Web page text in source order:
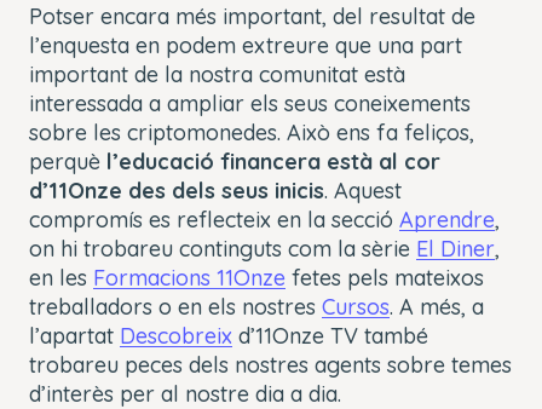
Potser encara més important, del resultat de
l’enquesta en podem extreure que una part
important de la nostra comunitat està
interessada a ampliar els seus coneixements
sobre les criptomonedes. Això ens fa feliços,
perquè l’educació financera està al cor
d’11Onze des dels seus inicis. Aquest
compromís es reflecteix en la secció Aprendre,
on hi trobareu continguts com la sèrie El Diner,
en les Formacions 11Onze fetes pels mateixos
treballadors o en els nostres Cursos. A més, a
l’apartat Descobreix d’11Onze TV també
trobareu peces dels nostres agents sobre temes
d’interès per al nostre dia a dia.